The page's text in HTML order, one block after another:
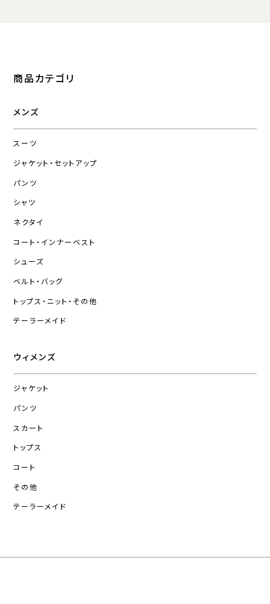
商品カテゴリ
メンズ
スーツ
ジャケット・セットアップ
パンツ
シャツ
ネクタイ
コート・インナーベスト
シューズ
ベルト・バッグ
トップス・ニット・その他
テーラーメイド
ウィメンズ
ジャケット
パンツ
スカート
トップス
コート
その他
テーラーメイド